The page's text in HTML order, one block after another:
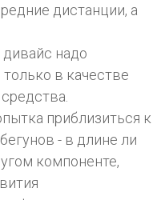
дистанции, а
дивайс надо
в качестве
приблизиться к
- в длине ли
компоненте,